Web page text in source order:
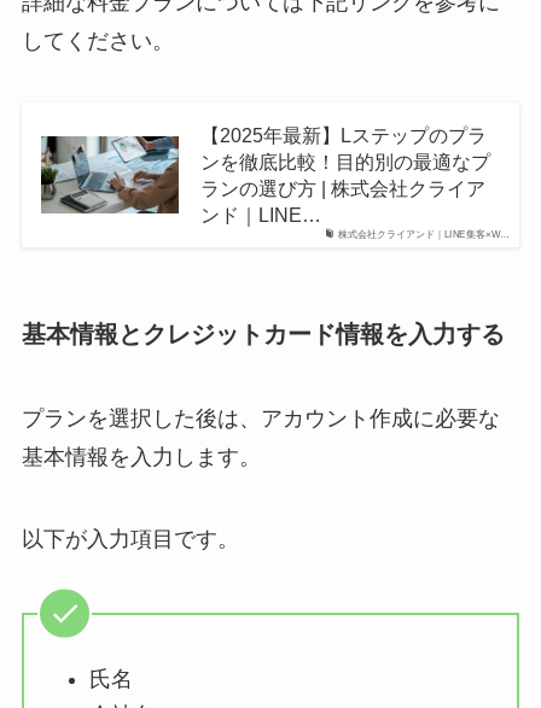
してください。
株式会社クライアンド｜LINE集客×W…
【2025年最新】Lステップのプラ
ンを徹底比較！目的別の最適なプ
ランの選び方 | 株式会社クライア
ンド｜LINE…
基本情報とクレジットカード情報を入力する
プランを選択した後は、アカウント作成に必要な
基本情報を入力します。
以下が入力項目です。
氏名